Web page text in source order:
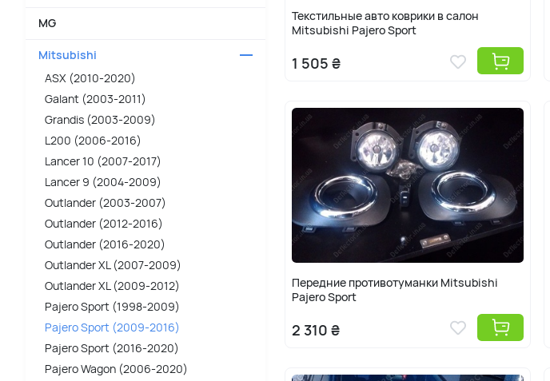
MG
Mitsubishi
ASX (2010-2020)
Galant (2003-2011)
Grandis (2003-2009)
L200 (2006-2016)
Lancer 10 (2007-2017)
Lancer 9 (2004-2009)
Outlander (2003-2007)
Outlander (2012-2016)
Outlander (2016-2020)
Outlander XL (2007-2009)
Outlander XL (2009-2012)
Pajero Sport (1998-2009)
Pajero Sport (2009-2016)
Pajero Sport (2016-2020)
Pajero Wagon (2006-2020)
Текстильные авто коврики в салон
Mitsubishi Pajero Sport
1 505 ₴
Передние противотуманки Mitsubishi
Pajero Sport
2 310 ₴